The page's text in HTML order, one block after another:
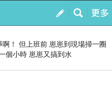
我的
！ 但上班前 崽崽到現場掃一圈
個小時 崽崽又搞到水